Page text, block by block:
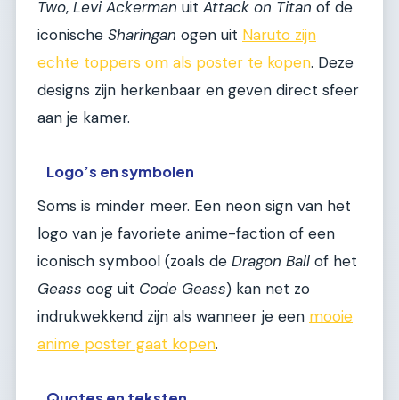
Two, Levi Ackerman uit Attack on Titan of de
iconische Sharingan ogen uit Naruto zijn
echte toppers om als poster te kopen. Deze
designs zijn herkenbaar en geven direct sfeer
aan je kamer.
Logo’s en symbolen
Soms is minder meer. Een neon sign van het
logo van je favoriete anime-faction of een
iconisch symbool (zoals de Dragon Ball of het
Geass oog uit Code Geass) kan net zo
indrukwekkend zijn als wanneer je een mooie
anime poster gaat kopen.